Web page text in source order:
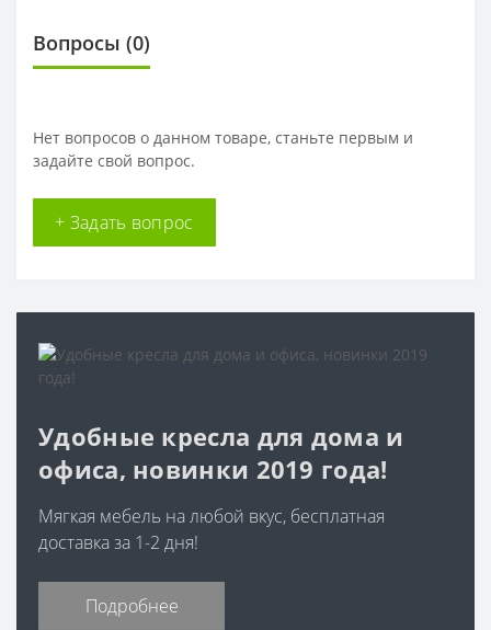
Вопросы (0)
Нет вопросов о данном товаре, станьте первым и
задайте свой вопрос.
+ Задать вопрос
Удобные кресла для дома и
офиса, новинки 2019 года!
Мягкая мебель на любой вкус, бесплатная
доставка за 1-2 дня!
Подробнее